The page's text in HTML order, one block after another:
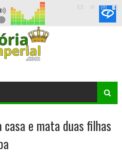
e mata duas filhas